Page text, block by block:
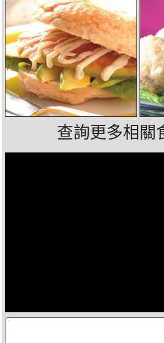
查詢更多相關